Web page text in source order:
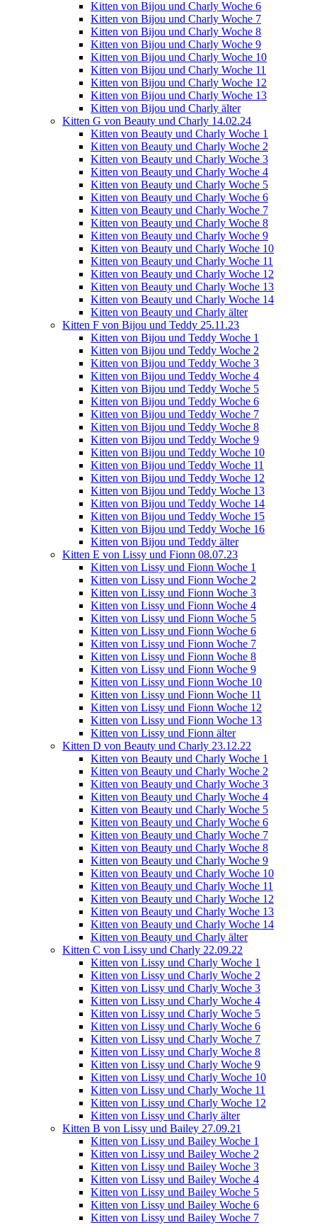
Kitten von Bijou und Charly Woche 6
Kitten von Bijou und Charly Woche 7
Kitten von Bijou und Charly Woche 8
Kitten von Bijou und Charly Woche 9
Kitten von Bijou und Charly Woche 10
Kitten von Bijou und Charly Woche 11
Kitten von Bijou und Charly Woche 12
Kitten von Bijou und Charly Woche 13
Kitten von Bijou und Charly älter
Kitten G von Beauty und Charly 14.02.24
Kitten von Beauty und Charly Woche 1
Kitten von Beauty und Charly Woche 2
Kitten von Beauty und Charly Woche 3
Kitten von Beauty und Charly Woche 4
Kitten von Beauty und Charly Woche 5
Kitten von Beauty und Charly Woche 6
Kitten von Beauty und Charly Woche 7
Kitten von Beauty und Charly Woche 8
Kitten von Beauty und Charly Woche 9
Kitten von Beauty und Charly Woche 10
Kitten von Beauty und Charly Woche 11
Kitten von Beauty und Charly Woche 12
Kitten von Beauty und Charly Woche 13
Kitten von Beauty und Charly Woche 14
Kitten von Beauty und Charly älter
Kitten F von Bijou und Teddy 25.11.23
Kitten von Bijou und Teddy Woche 1
Kitten von Bijou und Teddy Woche 2
Kitten von Bijou und Teddy Woche 3
Kitten von Bijou und Teddy Woche 4
Kitten von Bijou und Teddy Woche 5
Kitten von Bijou und Teddy Woche 6
Kitten von Bijou und Teddy Woche 7
Kitten von Bijou und Teddy Woche 8
Kitten von Bijou und Teddy Woche 9
Kitten von Bijou und Teddy Woche 10
Kitten von Bijou und Teddy Woche 11
Kitten von Bijou und Teddy Woche 12
Kitten von Bijou und Teddy Woche 13
Kitten von Bijou und Teddy Woche 14
Kitten von Bijou und Teddy Woche 15
Kitten von Bijou und Teddy Woche 16
Kitten von Bijou und Teddy älter
Kitten E von Lissy und Fionn 08.07.23
Kitten von Lissy und Fionn Woche 1
Kitten von Lissy und Fionn Woche 2
Kitten von Lissy und Fionn Woche 3
Kitten von Lissy und Fionn Woche 4
Kitten von Lissy und Fionn Woche 5
Kitten von Lissy und Fionn Woche 6
Kitten von Lissy und Fionn Woche 7
Kitten von Lissy und Fionn Woche 8
Kitten von Lissy und Fionn Woche 9
Kitten von Lissy und Fionn Woche 10
Kitten von Lissy und Fionn Woche 11
Kitten von Lissy und Fionn Woche 12
Kitten von Lissy und Fionn Woche 13
Kitten von Lissy und Fionn älter
Kitten D von Beauty und Charly 23.12.22
Kitten von Beauty und Charly Woche 1
Kitten von Beauty und Charly Woche 2
Kitten von Beauty und Charly Woche 3
Kitten von Beauty und Charly Woche 4
Kitten von Beauty und Charly Woche 5
Kitten von Beauty und Charly Woche 6
Kitten von Beauty und Charly Woche 7
Kitten von Beauty und Charly Woche 8
Kitten von Beauty und Charly Woche 9
Kitten von Beauty und Charly Woche 10
Kitten von Beauty und Charly Woche 11
Kitten von Beauty und Charly Woche 12
Kitten von Beauty und Charly Woche 13
Kitten von Beauty und Charly Woche 14
Kitten von Beauty und Charly älter
Kitten C von Lissy und Charly 22.09.22
Kitten von Lissy und Charly Woche 1
Kitten von Lissy und Charly Woche 2
Kitten von Lissy und Charly Woche 3
Kitten von Lissy und Charly Woche 4
Kitten von Lissy und Charly Woche 5
Kitten von Lissy und Charly Woche 6
Kitten von Lissy und Charly Woche 7
Kitten von Lissy und Charly Woche 8
Kitten von Lissy und Charly Woche 9
Kitten von Lissy und Charly Woche 10
Kitten von Lissy und Charly Woche 11
Kitten von Lissy und Charly Woche 12
Kitten von Lissy und Charly älter
Kitten B von Lissy und Bailey 27.09.21
Kitten von Lissy und Bailey Woche 1
Kitten von Lissy und Bailey Woche 2
Kitten von Lissy und Bailey Woche 3
Kitten von Lissy und Bailey Woche 4
Kitten von Lissy und Bailey Woche 5
Kitten von Lissy und Bailey Woche 6
Kitten von Lissy und Bailey Woche 7